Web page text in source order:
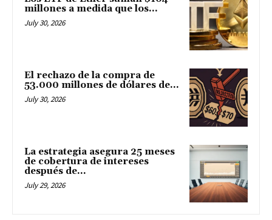
millones a medida que los...
July 30, 2026
El rechazo de la compra de
53.000 millones de dólares de...
July 30, 2026
La estrategia asegura 25 meses
de cobertura de intereses
después de...
July 29, 2026